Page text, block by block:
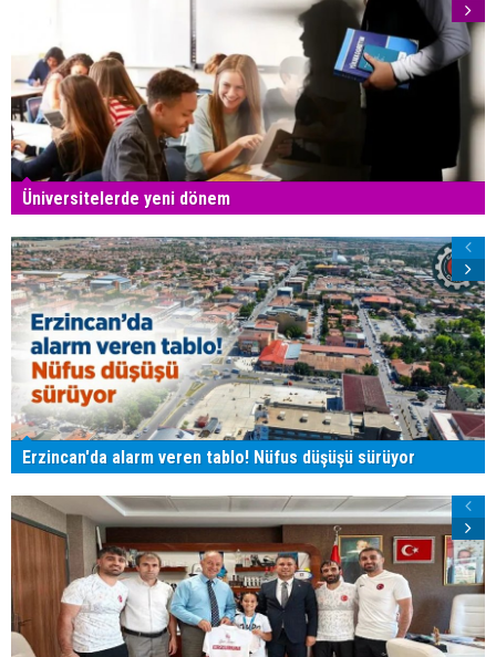
Üniversitelerde yeni dönem
Erzincan'da alarm veren tablo! Nüfus düşüşü sürüyor